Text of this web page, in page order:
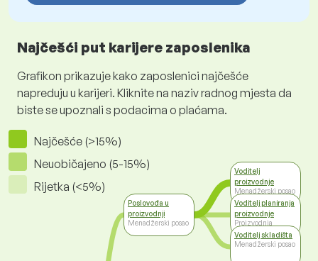
Najčešći put karijere zaposlenika
Grafikon prikazuje kako zaposlenici najčešće
napreduju u karijeri. Kliknite na naziv radnog mjesta da
biste se upoznali s podacima o plaćama.
Najčešće (>15%)
Neuobičajeno (5-15%)
Rijetka (<5%)
Poslovođa u
proizvodnji
Menadžerski posao
Voditelj
proizvodnje
Menadžerski posao
Voditelj planiranja
proizvodnje
Proizvodnja
Voditelj skladišta
Menadžerski posao